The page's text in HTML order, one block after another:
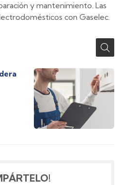
y mantenimiento. Las
con Gaselec.